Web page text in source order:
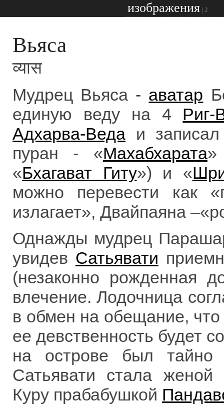
изображения | 2
Вьяса
व्यास
Мудрец Вьяса - аватар
единую веду на 4 Риг-
Адхарва-Веда и
пуран - «Махабхарата»
«Бхагават Гиту») и «
можно перевести как
излагает», Двайпаяна
Однажды мудрец
увидев Сатьявати
(незаконно рожденная
влечение. Лодочница
в обмен на обещание,
ее девственность будет
на острове был тайно
Сатьявати стала женой
Куру прабабушкой